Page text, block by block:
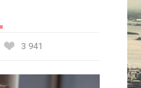
Güney Azərbaycan
Mədəniyyət
3 941